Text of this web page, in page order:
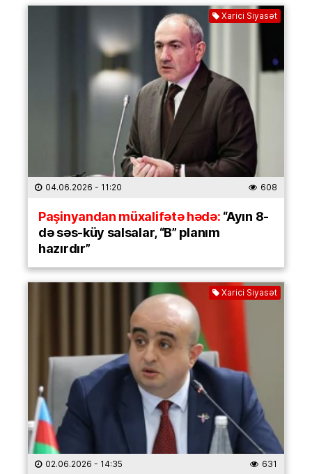
Xarici Siyasət
04.06.2026 - 11:20 608
Paşinyandan müxalifətə hədə:“Ayın 8-
də səs-küy salsalar, “B” planım
hazırdır”
Xarici Siyasət
02.06.2026 - 14:35 631